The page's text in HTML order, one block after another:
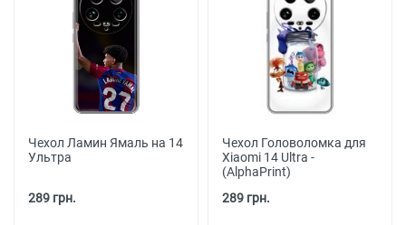
Чехол Ламин Ямаль на 14
Ультра
289 грн.
Чехол Головоломка для
Xiaomi 14 Ultra -
(AlphaPrint)
289 грн.